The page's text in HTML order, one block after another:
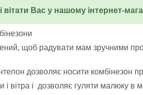
вітати Вас у нашому інтернет-
щоб радувати мам зручними
дозволяє носити комбінезон
вітра і дозволяє гуляти малюку в